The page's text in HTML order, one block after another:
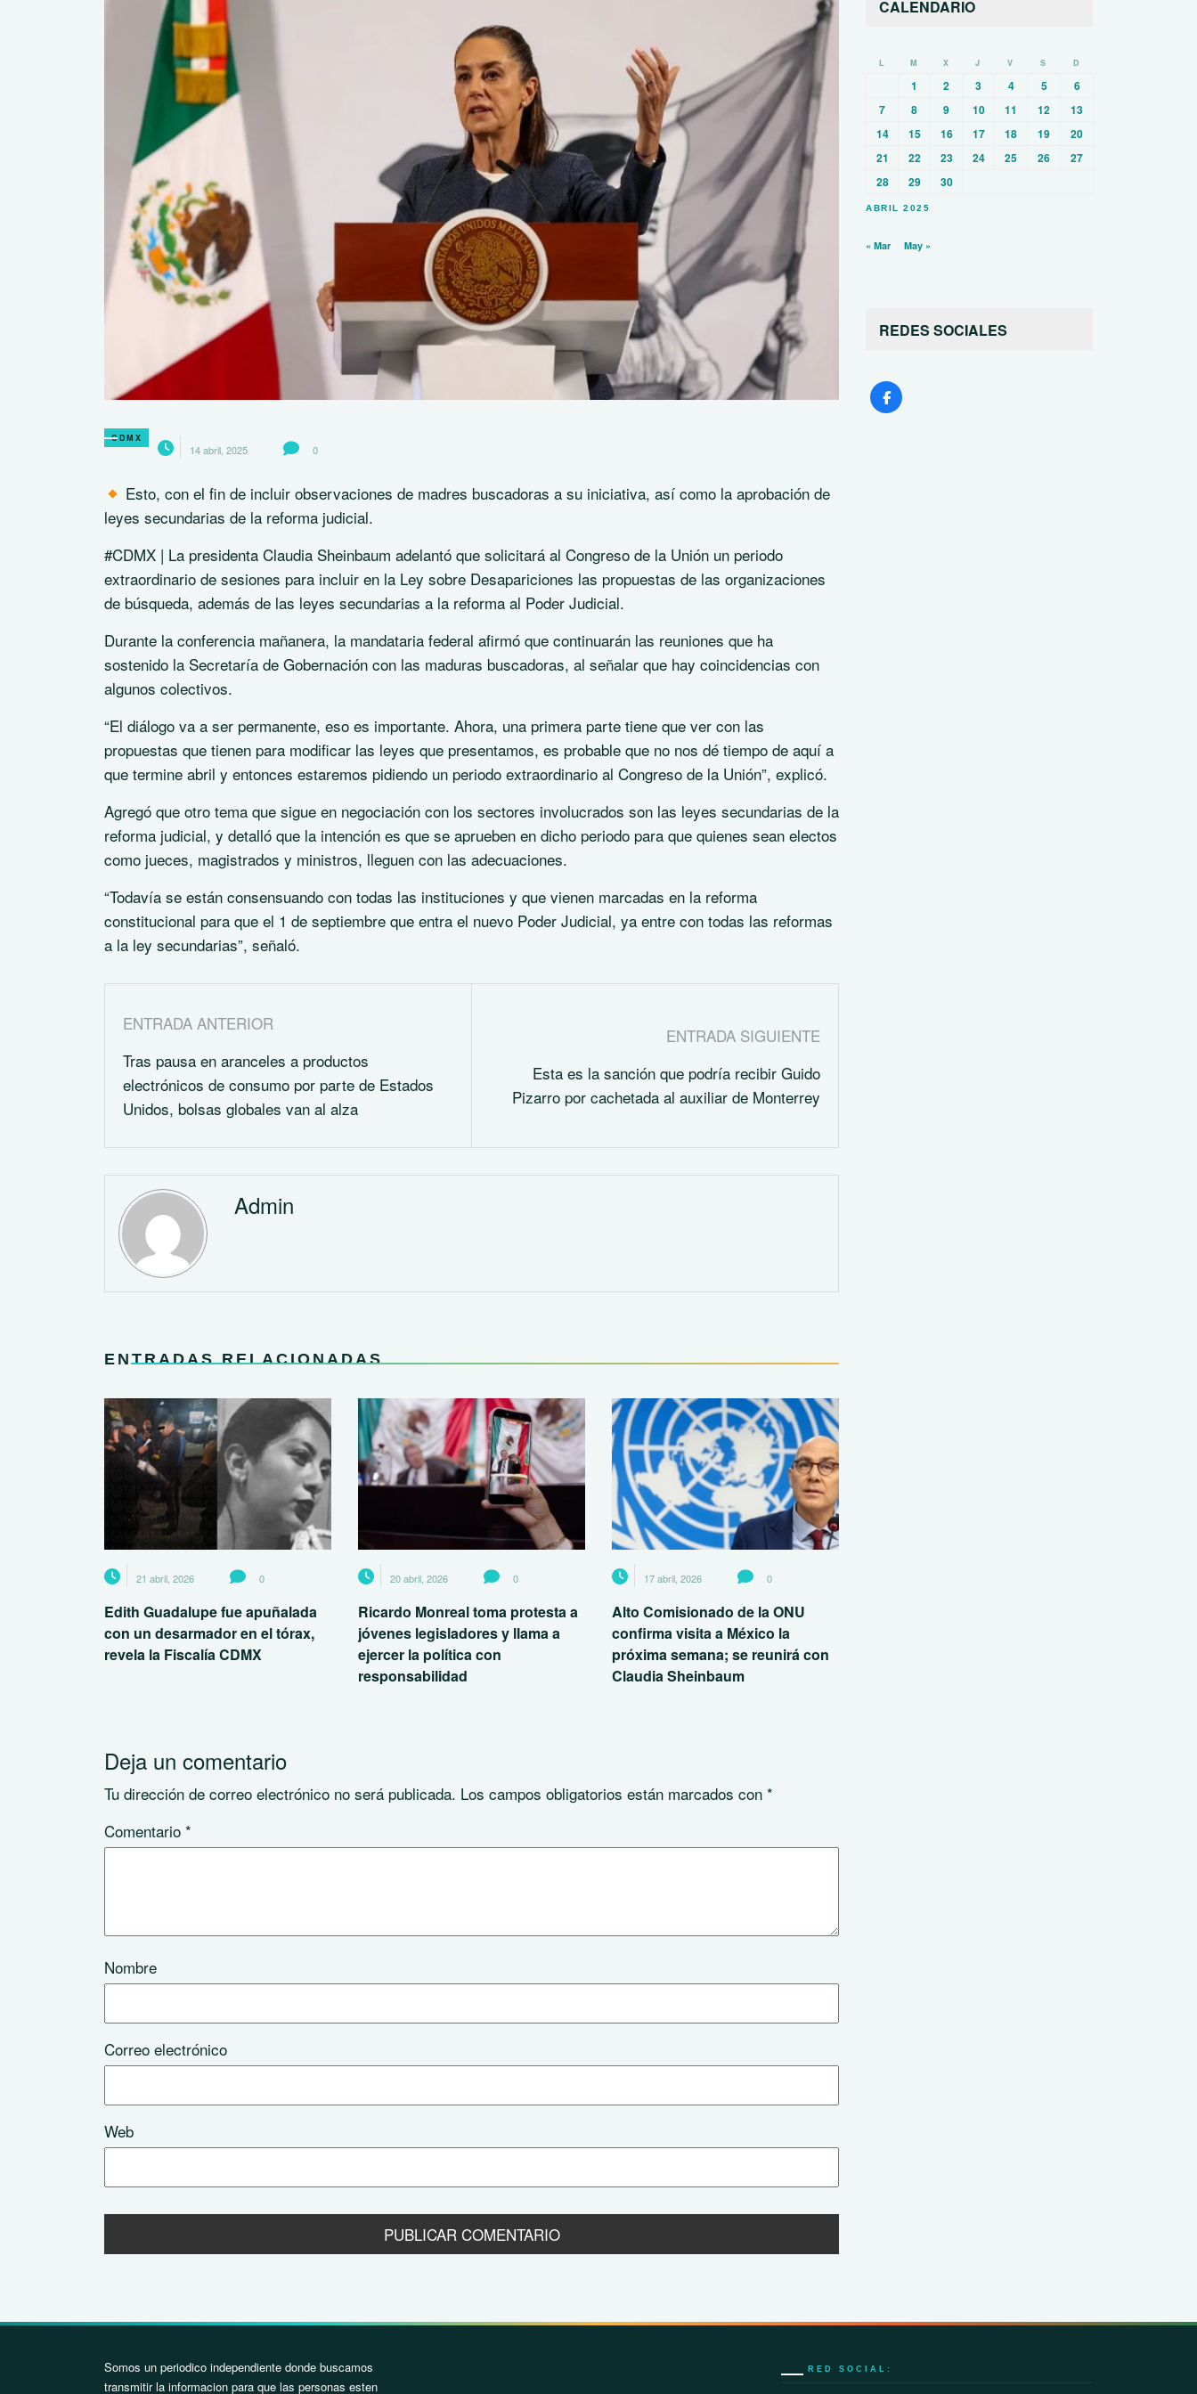
CDMX
14 abril, 2025 0
Esto, con el fin de incluir observaciones de madres buscadoras a su iniciativa, así como la aprobación de
leyes secundarias de la reforma judicial.
#CDMX | La presidenta Claudia Sheinbaum adelantó que solicitará al Congreso de la Unión un periodo
extraordinario de sesiones para incluir en la Ley sobre Desapariciones las propuestas de las organizaciones
de búsqueda, además de las leyes secundarias a la reforma al Poder Judicial.
Durante la conferencia mañanera, la mandataria federal afirmó que continuarán las reuniones que ha
sostenido la Secretaría de Gobernación con las maduras buscadoras, al señalar que hay coincidencias con
algunos colectivos.
“El diálogo va a ser permanente, eso es importante. Ahora, una primera parte tiene que ver con las
propuestas que tienen para modificar las leyes que presentamos, es probable que no nos dé tiempo de aquí a
que termine abril y entonces estaremos pidiendo un periodo extraordinario al Congreso de la Unión”, explicó.
Agregó que otro tema que sigue en negociación con los sectores involucrados son las leyes secundarias de la
reforma judicial, y detalló que la intención es que se aprueben en dicho periodo para que quienes sean electos
como jueces, magistrados y ministros, lleguen con las adecuaciones.
“Todavía se están consensuando con todas las instituciones y que vienen marcadas en la reforma
constitucional para que el 1 de septiembre que entra el nuevo Poder Judicial, ya entre con todas las reformas
a la ley secundarias”, señaló.
ENTRADA ANTERIOR
Tras pausa en aranceles a productos
electrónicos de consumo por parte de Estados
Unidos, bolsas globales van al alza
ENTRADA SIGUIENTE
Esta es la sanción que podría recibir Guido
Pizarro por cachetada al auxiliar de Monterrey
Admin
ENTRADAS RELACIONADAS
21 abril, 2026 0
Edith Guadalupe fue apuñalada
con un desarmador en el tórax,
revela la Fiscalía CDMX
20 abril, 2026 0
Ricardo Monreal toma protesta a
jóvenes legisladores y llama a
ejercer la política con
responsabilidad
17 abril, 2026 0
Alto Comisionado de la ONU
confirma visita a México la
próxima semana; se reunirá con
Claudia Sheinbaum
Deja un comentario
Tu dirección de correo electrónico no será publicada. Los campos obligatorios están marcados con *
Comentario *
Nombre
Correo electrónico
Web
CALENDARIO
ABRIL 2025
L M X J V S D
1 2 3 4 5
6
7
8 9 10 11 12
13
14
15 16 17 18 19
20
21
22 23 24 25 26
27
28
29 30
« Mar May »
REDES SOCIALES
Somos un periodico independiente donde buscamos
transmitir la informacion para que las personas esten
RED SOCIAL: